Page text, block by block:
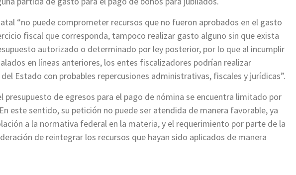
“no puede comprometer recursos que no fueron aprobados en el gasto
fiscal que corresponda, tampoco realizar gasto alguno sin que exista
autorizado o determinado por ley posterior, por lo que al incumplir
en líneas anteriores, los entes fiscalizadores podrían realizar
Estado con probables repercusiones administrativas, fiscales y jurídicas”.
presupuesto de egresos para el pago de nómina se encuentra limitado por
este sentido, su petición no puede ser atendida de manera favorable, ya
a la normativa federal en la materia, y el requerimiento por parte de la
de reintegrar los recursos que hayan sido aplicados de manera